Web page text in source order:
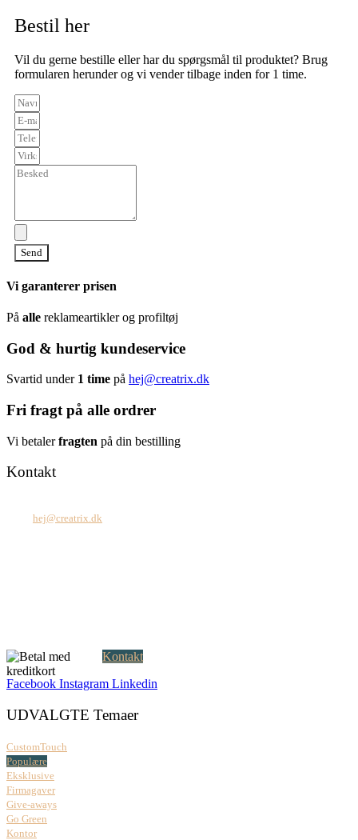
Bestil her
Vil du gerne bestille eller har du spørgsmål til produktet? Brug
formularen herunder og vi vender tilbage inden for 1 time.
Send
Vi garanterer prisen
På alle reklameartikler og profiltøj
God & hurtig kundeservice
Svartid under 1 time på hej@creatrix.dk
Fri fragt på alle ordrer
Vi betalerfragten på din bestilling
Kontakt
hej@creatrix.dk
Kontakt
Facebook Instagram Linkedin
UDVALGTE Temaer
CustomTouch
Populære
Eksklusive
Firmagaver
Give-aways
Go Green
Kontor